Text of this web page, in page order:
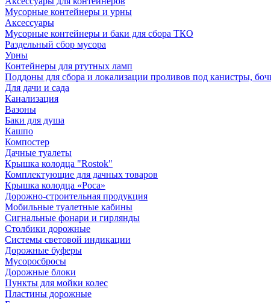
Мусорные контейнеры и урны
Аксессуары
Мусорные контейнеры и баки для сбора ТКО
Раздельный сбор мусора
Урны
Контейнеры для ртутных ламп
Поддоны для сбора и локализации проливов под канистры,
Для дачи и сада
Канализация
Вазоны
Баки для душа
Кашпо
Компостер
Дачные туалеты
Крышка колодца "Rostok"
Комплектующие для дачных товаров
Крышка колодца «Роса»
Дорожно-строительная продукция
Мобильные туалетные кабины
Сигнальные фонари и гирлянды
Столбики дорожные
Системы световой индикации
Дорожные буферы
Мусоросбросы
Дорожные блоки
Пункты для мойки колес
Пластины дорожные